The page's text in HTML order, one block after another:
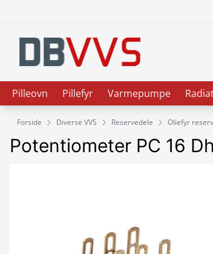
Pilleovn Pillefyr Varmepumpe
Forside Diverse VVS Reservedele Oliefyr
Potentiometer PC 16